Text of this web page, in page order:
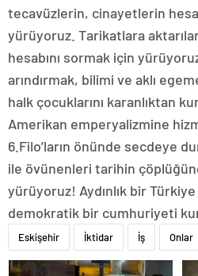
tecavüzlerin, cinayetlerin
yürüyoruz. Tarikatlara
hesabını sormak için
arındırmak, bilimi ve aklı
halk çocuklarını karanlıktan
Amerikan emperyalizmine
6.Filo’ların önünde secdeye
ile övünenleri tarihin
yürüyoruz! Aydınlık bir
demokratik bir cumhuriyeti
Eskişehir İktidar İş Onlar